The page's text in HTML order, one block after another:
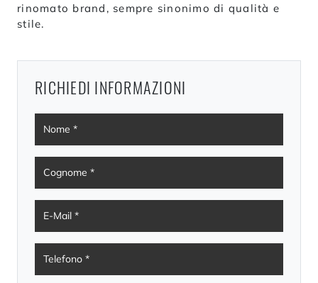
rinomato brand, sempre sinonimo di qualità e
stile.
RICHIEDI INFORMAZIONI